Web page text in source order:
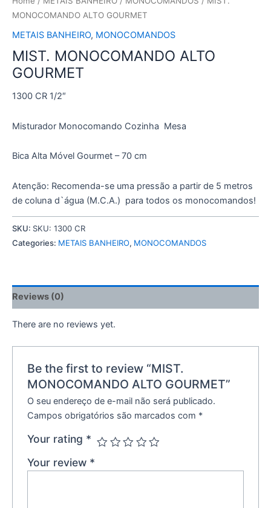
MONOCOMANDO ALTO GOURMET
METAIS BANHEIRO, MONOCOMANDOS
MIST. MONOCOMANDO ALTO
GOURMET
1300 CR 1/2″
Misturador Monocomando Cozinha Mesa
Bica Alta Móvel Gourmet – 70 cm
Atenção: Recomenda-se uma pressão a partir de 5 metros
de coluna d`água (M.C.A.) para todos os monocomandos!
SKU: SKU: 1300 CR
Categories: METAIS BANHEIRO, MONOCOMANDOS
Reviews (0)
There are no reviews yet.
Be the first to review “MIST.
MONOCOMANDO ALTO GOURMET”
O seu endereço de e-mail não será publicado.
Campos obrigatórios são marcados com *
Your rating *
Your review *